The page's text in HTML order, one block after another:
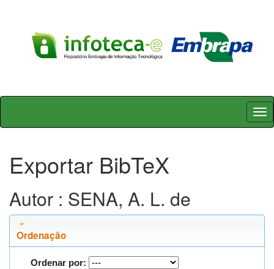
Skip
Exportar BibTeX
Autor : SENA, A. L. de
Ordenação
Ordenar por: